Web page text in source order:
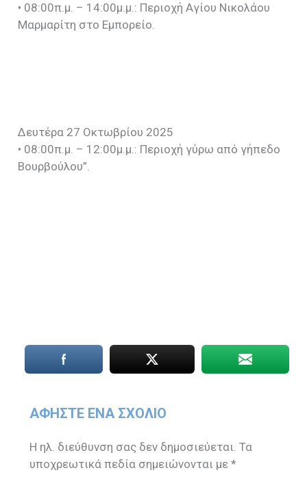
• 08:00π.μ. – 14:00μ.μ.: Περιοχή Αγίου Νικολάου
Μαρμαρίτη στο Εμπορείο.
Δευτέρα 27 Οκτωβρίου 2025
• 08:00π.μ. – 12:00μ.μ.: Περιοχή γύρω από γήπεδο
Βουρβούλου”.
ΑΦΉΣΤΕ ΈΝΑ ΣΧΌΛΙΟ
Η ηλ. διεύθυνση σας δεν δημοσιεύεται. Τα
υποχρεωτικά πεδία σημειώνονται με*